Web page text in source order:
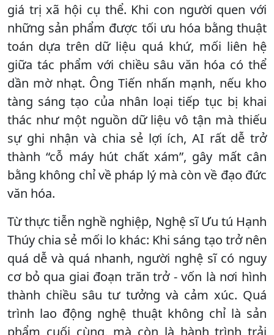
giá trị xã hội cụ thể. Khi con người quen với
những sản phẩm được tối ưu hóa bằng thuật
toán dựa trên dữ liệu quá khứ, mối liên hệ
giữa tác phẩm với chiều sâu văn hóa có thể
dần mờ nhạt. Ông Tiến nhấn mạnh, nếu kho
tàng sáng tạo của nhân loại tiếp tục bị khai
thác như một nguồn dữ liệu vô tận mà thiếu
sự ghi nhận và chia sẻ lợi ích, AI rất dễ trở
thành “cỗ máy hút chất xám”, gây mất cân
bằng không chỉ về pháp lý mà còn về đạo đức
văn hóa.
Từ thực tiễn nghề nghiệp, Nghệ sĩ Ưu tú Hạnh
Thúy chia sẻ mối lo khác: Khi sáng tạo trở nên
quá dễ và quá nhanh, người nghệ sĩ có nguy
cơ bỏ qua giai đoạn trăn trở - vốn là nơi hình
thành chiều sâu tư tưởng và cảm xúc. Quá
trình lao động nghệ thuật không chỉ là sản
phẩm cuối cùng, mà còn là hành trình trải